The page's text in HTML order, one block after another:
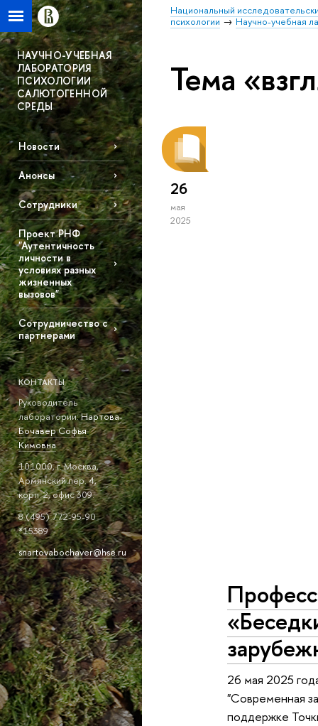
Национальный
психологии
Научно-учебная
НАУЧНО-УЧЕБНАЯ
ЛАБОРАТОРИЯ
ПСИХОЛОГИИ
САЛЮТОГЕННОЙ
СРЕДЫ
Новости
Анонсы
Сотрудники
Проект РНФ
"Аутентичность
личности в
условиях разных
жизненных
вызовов"
Сотрудничество с
партнерами
КОНТАКТЫ
Руководитель
лаборатории:Нартова-
Бочавер Софья
Кимовна
101000, г. Москва,
Армянский пер. 4,
корп. 2, офис 309.
8 (495) 772-95-90
*15389
snartovabochaver@hse.ru
Тема
26
мая
2025
26 мая 2025
"Современная
поддержке